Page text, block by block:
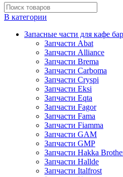
В категории
Запасные части для кафе
Запчасти Abat
Запчасти Alliance
Запчасти Brema
Запчасти Carboma
Запчасти Cryspi
Запчасти Eksi
Запчасти Eqta
Запчасти Fagor
Запчасти Fama
Запчасти Fiamma
Запчасти GAM
Запчасти GMP
Запчасти Hakka
Запчасти Hallde
Запчасти Italfrost